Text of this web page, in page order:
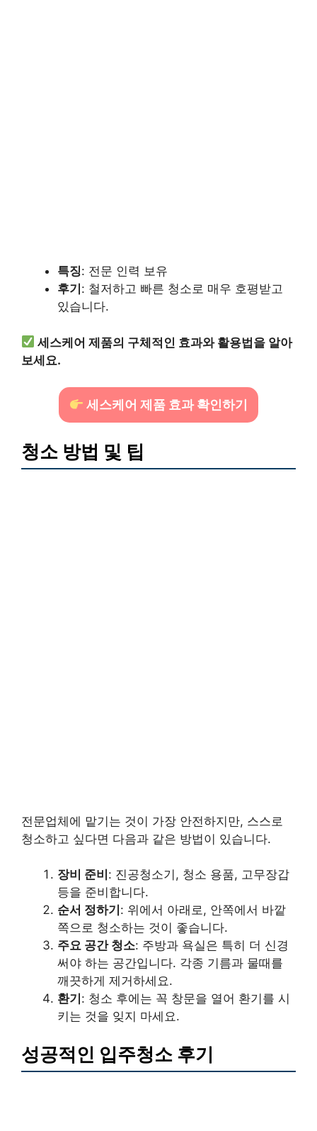
특징: 전문 인력 보유
후기 : 철저하고 빠른 청소로 매우 호평받고
있습니다.
세스케어 제품의 구체적인 효과와 활용법을 알아
보세요.
세스케어 제품 효과 확인하기
청소 방법 및 팁
전문업체에 맡기는 것이 가장 안전하지만, 스스로
청소하고 싶다면 다음과 같은 방법이 있습니다.
장비 준비 : 진공청소기, 청소 용품, 고무장갑
등을 준비합니다.
순서 정하기 : 위에서 아래로, 안쪽에서 바깥
쪽으로 청소하는 것이 좋습니다.
주요 공간 청소: 주방과 욕실은 특히 더 신경
써야 하는 공간입니다. 각종 기름과 물때를
깨끗하게 제거하세요.
환기 : 청소 후에는 꼭 창문을 열어 환기를 시
키는 것을 잊지 마세요.
성공적인 입주청소 후기